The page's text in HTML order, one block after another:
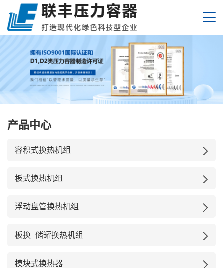
产品中心
容积式换热机组
板式换热机组
浮动盘管换热机组
板换+储罐换热机组
模块式换热器